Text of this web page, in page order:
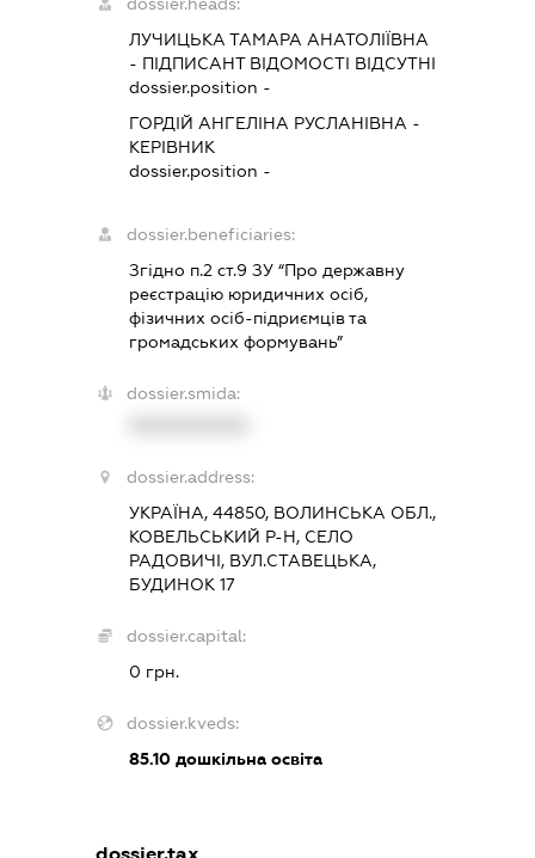
ЛУЧИЦЬКА ТАМАРА АНАТОЛІЇВНА
- ПІДПИСАНТВІДОМОСТІ ВІДСУТНІ
dossier.position -
ГОРДІЙ АНГЕЛІНА РУСЛАНІВНА -
КЕРІВНИК
dossier.position -
dossier.beneficiaries:
Згідно п.2 ст.9 ЗУ “Про державну
реєстрацію юридичних осіб,
фізичних осіб-підриємців та
громадських формувань”
dossier.smida:
dossier.address:
УКРАЇНА, 44850, ВОЛИНСЬКА ОБЛ.,
КОВЕЛЬСЬКИЙ Р-Н, СЕЛО
РАДОВИЧІ, ВУЛ.СТАВЕЦЬКА,
БУДИНОК 17
dossier.capital:
0 грн.
dossier.kveds:
85.10 дошкільна освіта